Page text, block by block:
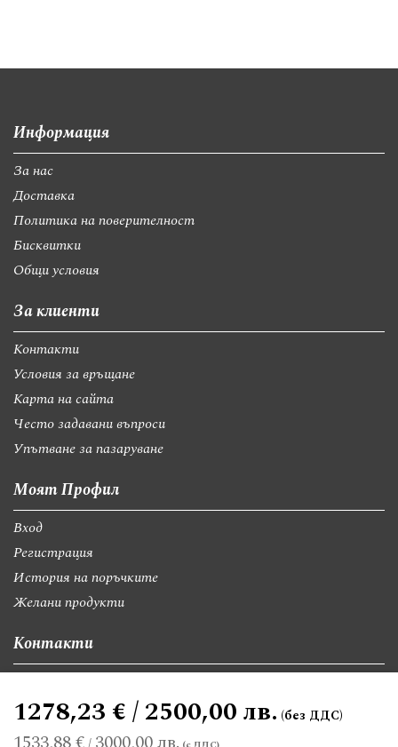
1278,23 € / 2500,00 лв.
Информация
За нас
Доставка
Политика на поверителност
Бисквитки
Общи условия
За клиенти
Контакти
Условия за връщане
Карта на сайта
Често задавани въпроси
Упътване за пазаруване
Моят Профил
Вход
Регистрация
История на поръчките
Желани продукти
Контакти
giftsbgnet@gmail.com
+359 89 9528300 +359 89 8580494